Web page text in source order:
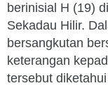
berinisial H (19)
Sekadau Hilir.
bersangkutan
keterangan
tersebut